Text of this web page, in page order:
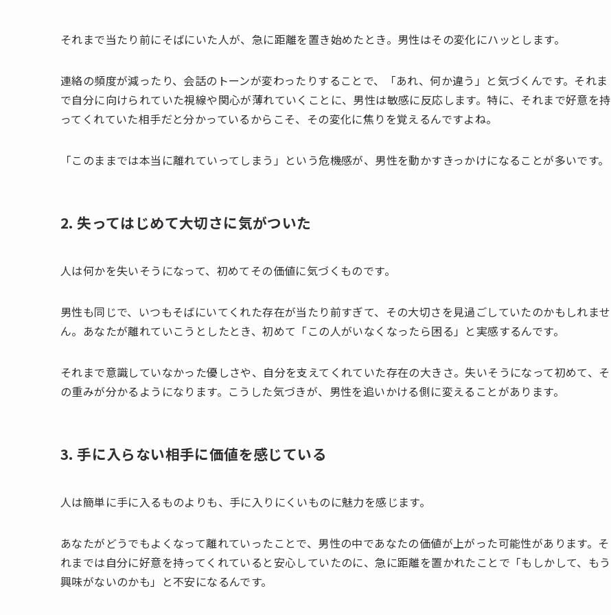
それまで当たり前にそばにいた人が、急に距離を置き始めたとき。男性はその変化にハッとします。
連絡の頻度が減ったり、会話のトーンが変わったりすることで、「あれ、何か違う」と気づくんです。それま
で自分に向けられていた視線や関心が薄れていくことに、男性は敏感に反応します。特に、それまで好意を持
ってくれていた相手だと分かっているからこそ、その変化に焦りを覚えるんですよね。
「このままでは本当に離れていってしまう」という危機感が、男性を動かすきっかけになることが多いです。
2. 失ってはじめて大切さに気がついた
人は何かを失いそうになって、初めてその価値に気づくものです。
男性も同じで、いつもそばにいてくれた存在が当たり前すぎて、その大切さを見過ごしていたのかもしれませ
ん。あなたが離れていこうとしたとき、初めて「この人がいなくなったら困る」と実感するんです。
それまで意識していなかった優しさや、自分を支えてくれていた存在の大きさ。失いそうになって初めて、そ
の重みが分かるようになります。こうした気づきが、男性を追いかける側に変えることがあります。
3. 手に入らない相手に価値を感じている
人は簡単に手に入るものよりも、手に入りにくいものに魅力を感じます。
あなたがどうでもよくなって離れていったことで、男性の中であなたの価値が上がった可能性があります。そ
れまでは自分に好意を持ってくれていると安心していたのに、急に距離を置かれたことで「もしかして、もう
興味がないのかも」と不安になるんです。